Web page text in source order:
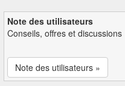
Note des utilisateurs
Conseils, offres et discussions
Note des utilisateurs »